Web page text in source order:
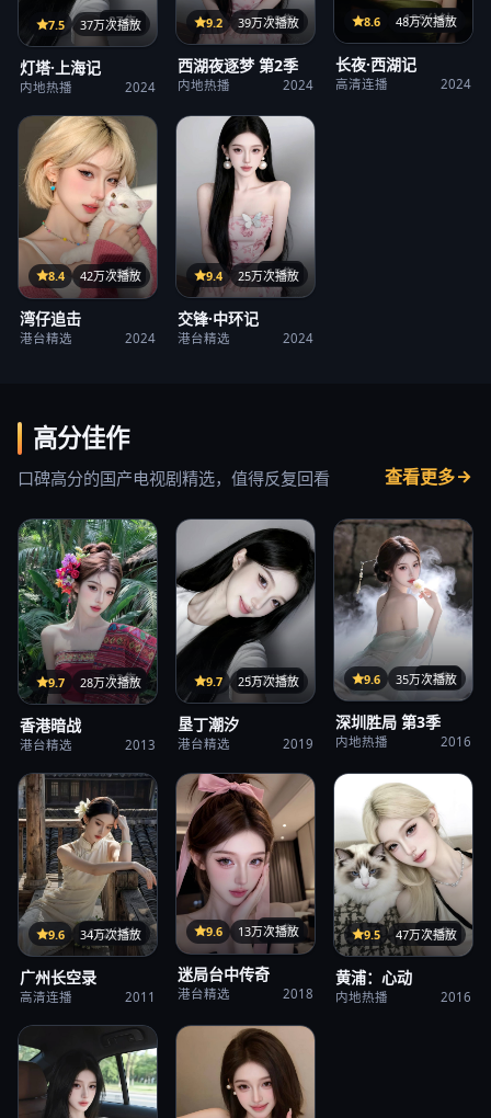
27集
7.5 37万次播放
灯塔·上海记
内地热播 2024
38集
9.2 39万次播放
西湖夜逐梦 第2季
内地热播 2024
125分钟
8.6 48万次播放
长夜·西湖记
高清连播 2024
38集
8.4 42万次播放
湾仔追击
港台精选 2024
15集
9.4 25万次播放
交锋·中环记
港台精选 2024
高分佳作
口碑高分的国产电视剧精选，值得反复回看 查看更多
33集
9.7 28万次播放
香港暗战
港台精选 2013
107分钟
9.7 25万次播放
垦丁潮汐
港台精选 2019
32集
9.6 35万次播放
深圳胜局 第3季
内地热播 2016
122分钟
9.6 34万次播放
广州长空录
高清连播 2011
31集
9.6 13万次播放
迷局台中传奇
港台精选 2018
24集
9.5 47万次播放
黄浦：心动
内地热播 2016